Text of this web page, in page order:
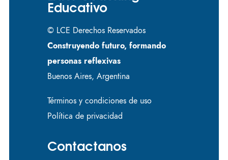
Educativo
© LCE Derechos Reservados
Construyendo futuro, formando
personas reflexivas
Buenos Aires, Argentina
Términos y condiciones de uso
Política de privacidad
Contactanos